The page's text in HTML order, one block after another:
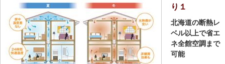
り１
北海道の断熱レ
ベル以上で省エ
ネ全館空調まで
可能